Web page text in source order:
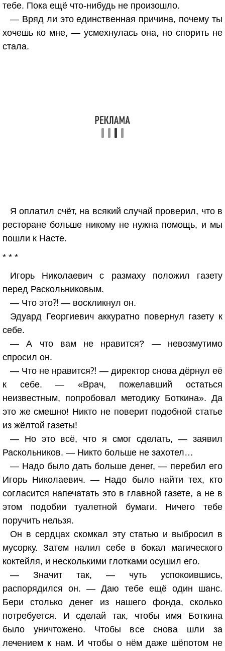
тебе. Пока ещё что-нибудь не произошло.
— Вряд ли это единственная причина, почему ты
хочешь ко мне, — усмехнулась она, но спорить не
стала.
Я оплатил счёт, на всякий случай проверил, что в
ресторане больше никому не нужна помощь, и мы
пошли к Насте.
* * *
Игорь Николаевич с размаху положил газету
перед Раскольниковым.
— Что это⁈ — воскликнул он.
Эдуард Георгиевич аккуратно повернул газету к
себе.
— А что вам не нравится? — невозмутимо
спросил он.
— Что не нравится⁈ — директор снова дёрнул её
к себе. — «Врач, пожелавший остаться
неизвестным, попробовал методику Боткина». Да
это же смешно! Никто не поверит подобной статье
из жёлтой газеты!
— Но это всё, что я смог сделать, — заявил
Раскольников. — Никто больше не захотел…
— Надо было дать больше денег, — перебил его
Игорь Николаевич. — Надо было найти тех, кто
согласится напечатать это в главной газете, а не в
этом подобии туалетной бумаги. Ничего тебе
поручить нельзя.
Он в сердцах скомкал эту статью и выбросил в
мусорку. Затем налил себе в бокал магического
коктейля, и несколькими глотками осушил его.
— Значит так, — чуть успокоившись,
распорядился он. — Даю тебе ещё один шанс.
Бери столько денег из нашего фонда, сколько
потребуется. И сделай так, чтобы имя Боткина
было уничтожено. Чтобы все снова шли за
лечением к нам. И чтобы о нём даже шёпотом не